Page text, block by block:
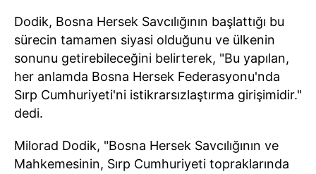
Dodik, Bosna Hersek Savcılığının başlattığı bu
sürecin tamamen siyasi olduğunu ve ülkenin
sonunu getirebileceğini belirterek, "Bu yapılan,
her anlamda Bosna Hersek Federasyonu'nda
Sırp Cumhuriyeti'ni istikrarsızlaştırma girişimidir."
dedi.
Milorad Dodik, "Bosna Hersek Savcılığının ve
Mahkemesinin, Sırp Cumhuriyeti topraklarında